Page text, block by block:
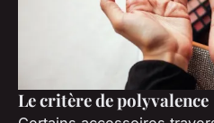
Le critère de polyvalence